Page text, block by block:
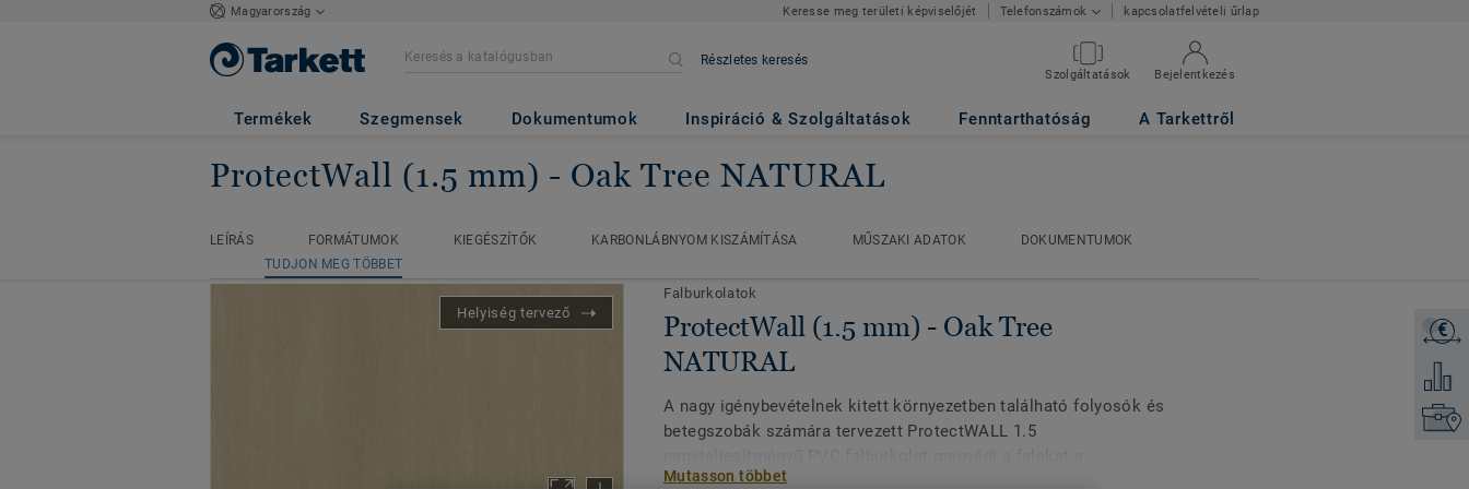
Magyarország Keresse meg területi képviselőjét Telefonszámok kapcsolatfelvételi űrlap
Részletes keresés
Szolgáltatások Bejelentkezés
Termékek Szegmensek Dokumentumok Inspiráció & Szolgáltatások Fenntarthatóság A Tarkettről
ProtectWall (1.5 mm) - Oak Tree NATURAL
LEÍRÁS FORMÁTUMOK KIEGÉSZÍTŐK KARBONLÁBNYOM KISZÁMÍTÁSA MŰSZAKI ADATOK
DOKUMENTUMOK
TUDJON MEG TÖBBET
€
Főoldal Falburkolatok ProtectWall (1.5 mm) Oak Tree NATURAL
TUDJON MEG TÖBBET
Helyiség tervező
Falburkolatok
ProtectWall (1.5 mm) - Oak Tree
NATURAL
A nagy igénybevételnek kitett környezetben található folyosók és
betegszobák számára tervezett ProtectWALL 1.5
mechanikai hatásoktól, az ütésektől, a karcolásoktól és a vegyi
Mutasson többet